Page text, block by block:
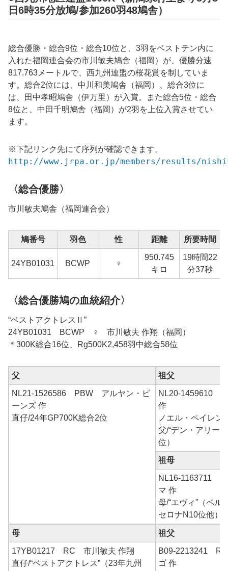
日6時35分放鳩/参加260羽48鳩舎）
総合優勝・総合9位・総合10位と、3羽をベストテン内に
入れた福岡連合会の市川敏夫鳩舎（福岡） が、優勝分速
817.763 メートルで、西九州連盟の桜花賞を制していま
す。総合2位には、 中川和美鳩舎（福岡）、総合3位に
は、
田中孝昭鳩舎（伊万里） が入賞。また総合5位・総合
8位と、 中田千明鳩舎（福岡 ）が2羽を上位入賞させてい
ます。
※下記リンク先にて序列が確認できます。
http://www.jrpa.or.jp/members/results/
〈総合優勝〉
市川敏夫鳩舎 （福岡連合会）
鳩番号 羽色 性 距離 所要時間
24YB01031 BCWP ♀
950.745
キロ
19時間22
分37秒
〈総合優勝鳩の血統紹介〉
“ベストアクトレスⅡ”
24YB01031 BCWP ♀ 市川敏夫 作翔（福岡）
＊300K総合16位、Rg500K2,458羽中総合58位
父 祖父
NL21-1526586 PBW アルヤン・ビ
ーンズ 作
直仔/24年GP700K総合2位
NL20-1459610
作
ノエル・ペイレン
父/“デン・アリー”
位）
祖母
NL16-1163711
マ 作
母/“エヴィ”（ペル
セロナN10位他）
母 祖父
17YB01217 RC 市川敏夫 作翔
直仔/“ベストアクトレス”（23年九州
B09-2213241
ゴ 作